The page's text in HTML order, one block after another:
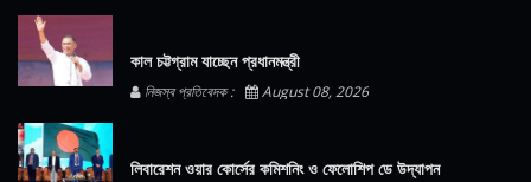
কাল চট্টগ্রাম যাচ্ছেন প্রধানমন্ত্রী
নিজস্ব প্রতিবেদক : August 08, 2026
লিবারেশন ওয়ার কোর্সের কমিশনিং ও ফেলোশিপ ডে উদ্‌যাপন